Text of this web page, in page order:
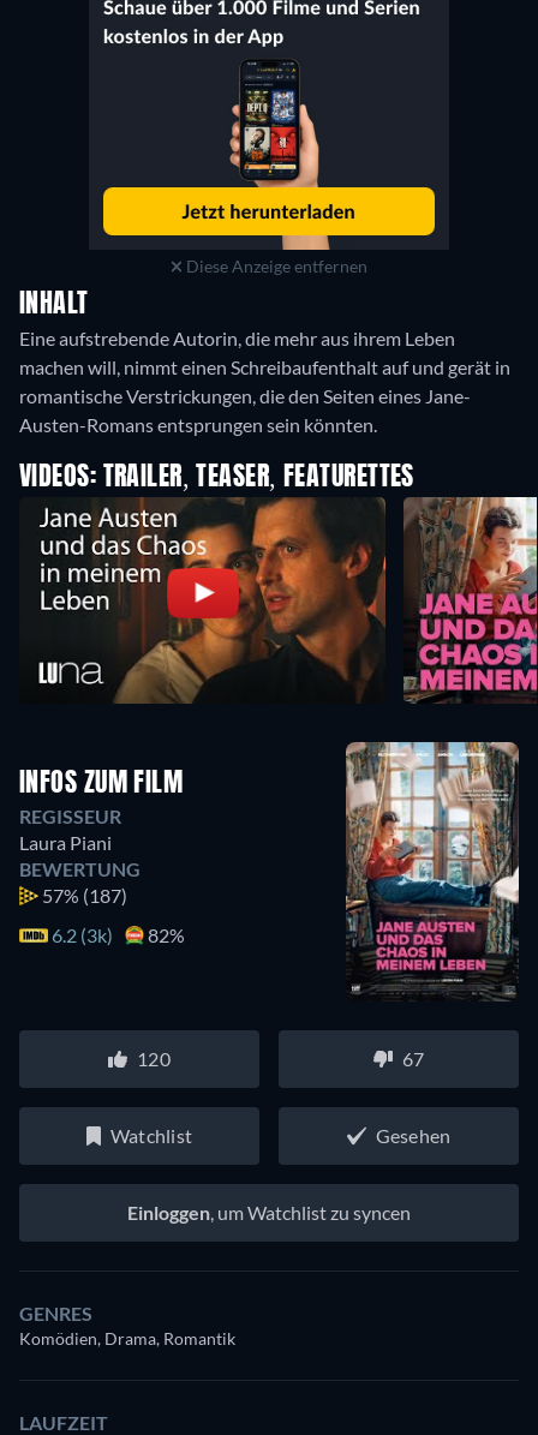
Diese Anzeige entfernen
INHALT
Eine aufstrebende Autorin, die mehr aus ihrem Leben
machen will, nimmt einen Schreibaufenthalt auf und gerät in
romantische Verstrickungen, die den Seiten eines Jane-
Austen-Romans entsprungen sein könnten.
VIDEOS: TRAILER, TEASER, FEATURETTES
INFOS ZUM FILM
REGISSEUR
Laura Piani
BEWERTUNG
57% (187)
6.2 (3k)
82%
120 67
Watchlist Gesehen
Einloggen , um Watchlist zu syncen
GENRES
Komödien, Drama, Romantik
LAUFZEIT